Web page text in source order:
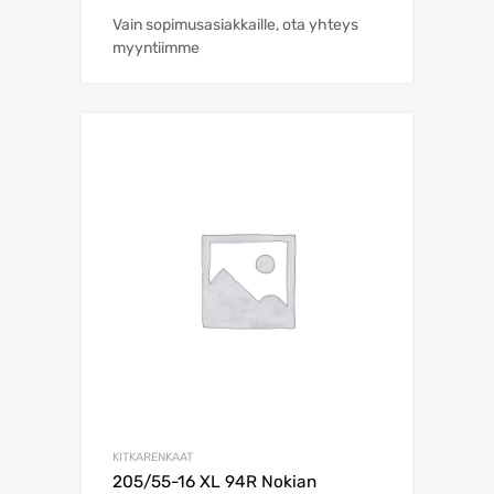
Vain sopimusasiakkaille, ota yhteys
myyntiimme
KITKARENKAAT
205/55-16 XL 94R Nokian